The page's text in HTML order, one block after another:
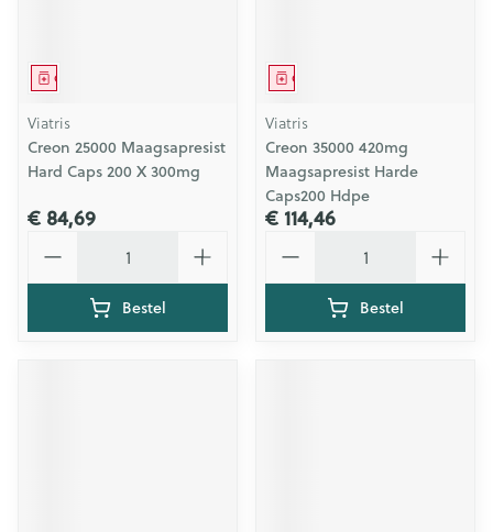
Geneesmiddel
Viatris
Creon 25000 Maagsapresist
Hard Caps 200 X 300mg
€ 84,69
Bestel
Geneesmiddel
Viatris
Creon 35000 420mg
Maagsapresist Harde
Caps200 Hdpe
€ 114,46
Bestel